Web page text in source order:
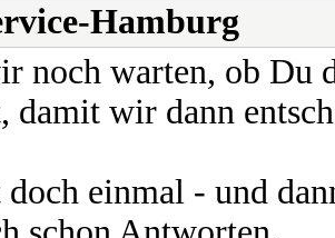
Hamburg
noch warten, ob Du
damit wir dann
doch einmal - und